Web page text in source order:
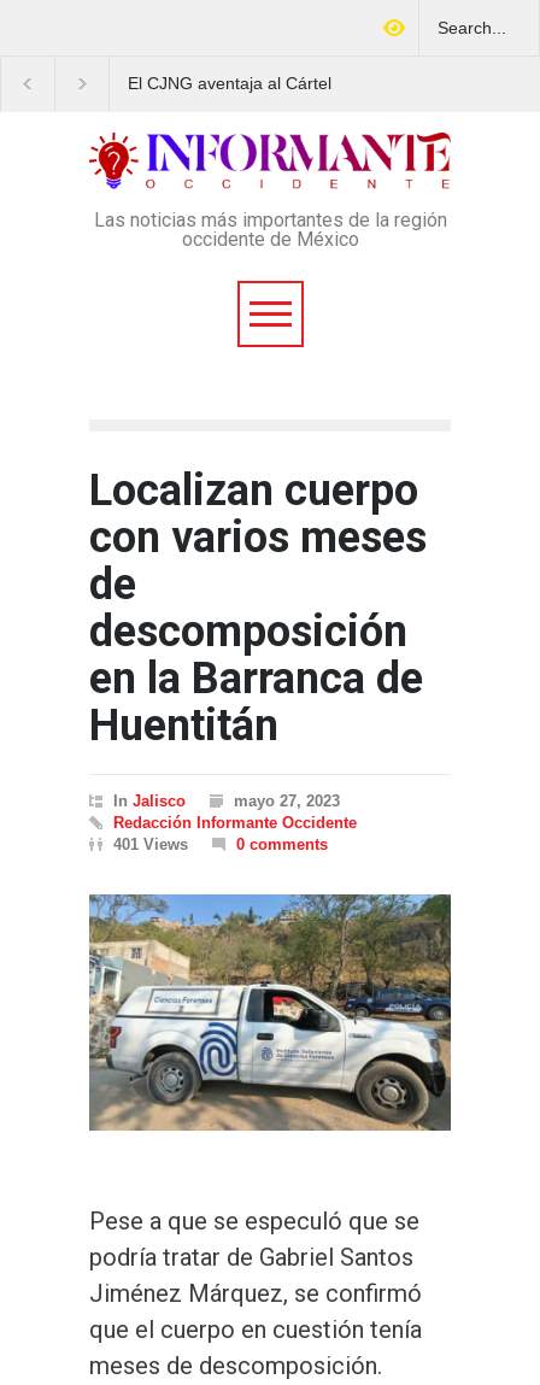
El CJNG aventaja al Cártel
Montenegro
esquema Ponzi con
4 mil afectados
Las noticias más importantes de la región
occidente de México
Localizan cuerpo
con varios meses
de
descomposición
en la Barranca de
Huentitán
In Jalisco
mayo 27, 2023
Redacción Informante Occidente
401 Views
0 comments
Pese a que se especuló que se
podría tratar de Gabriel Santos
Jiménez Márquez, se confirmó
que el cuerpo en cuestión tenía
meses de descomposición.